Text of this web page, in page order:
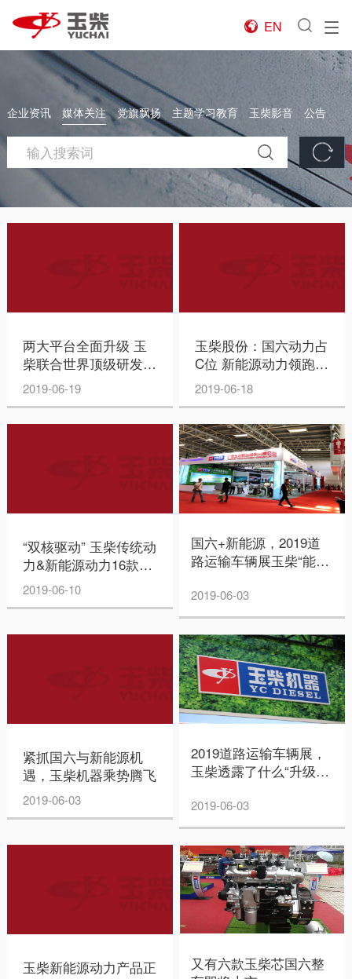

EN
企业资讯 媒体关注 党旗飘扬 主题学习教育 玉柴影音 公告
两大平台全面升级 玉
柴联合世界顶级研发中
心共同研制国六发动机
2019-06-19
玉柴股份：国六动力占
C位 新能源动力领跑行
业
2019-06-18
“双核驱动” 玉柴传统动
力&新能源动力16款产
品亮相道路运输展
2019-06-10
国六+新能源，2019道
路运输车辆展玉柴“能
2019-06-03
紧抓国六与新能源机
遇，玉柴机器乘势腾飞
2019-06-03
2019道路运输车辆展，
玉柴透露了什么“升级攻
2019-06-03
玉柴新能源动力产品正
又有六款玉柴芯国六整